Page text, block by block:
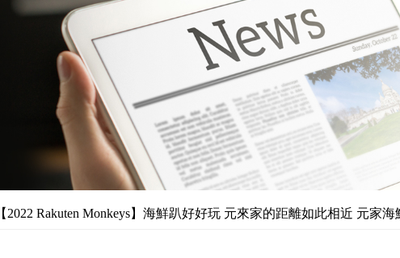
【2022 Rakuten Monkeys】海鮮趴好好玩 元來家的距離如此相近 元家